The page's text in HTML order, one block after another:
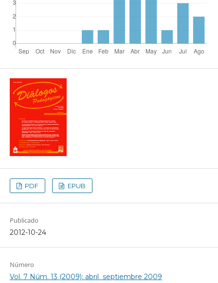
PDF EPUB
Publicado
2012-10-24
Número
Vol. 7 Núm. 13 (2009): abril  septiembre 2009